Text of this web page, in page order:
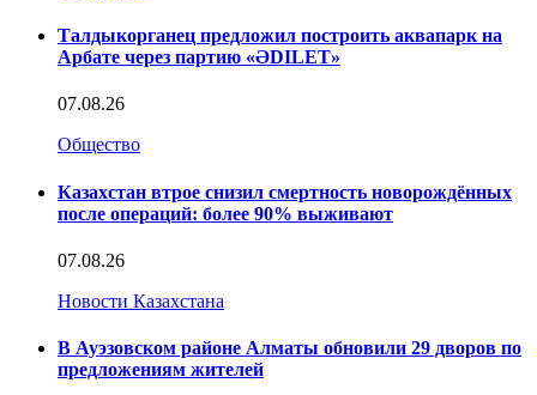
Талдыкорганец предложил построить аквапарк на
Арбате через партию «ӘDILET»
07.08.26
Общество
Казахстан втрое снизил смертность новорождённых
после операций: более 90% выживают
07.08.26
Новости Казахстана
В Ауэзовском районе Алматы обновили 29 дворов по
предложениям жителей